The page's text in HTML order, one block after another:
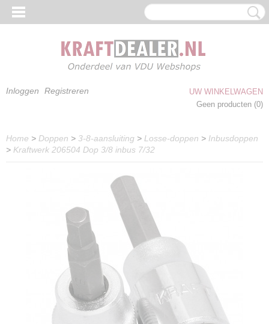
Inloggen Registreren
UW WINKELWAGEN
Geen producten (0)
Home > Doppen > 3-8-aansluiting > Losse-doppen > Inbusdoppen
> Kraftwerk 206504 Dop 3/8 inbus 7/32